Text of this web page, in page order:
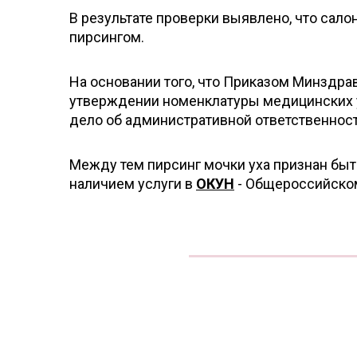
В результате проверки выявлено, что
пирсингом.
На основании того, что Приказом
утверждении номенклатуры медицинских
дело об административной
Между тем пирсинг мочки уха признан
наличием услуги в ОКУН -